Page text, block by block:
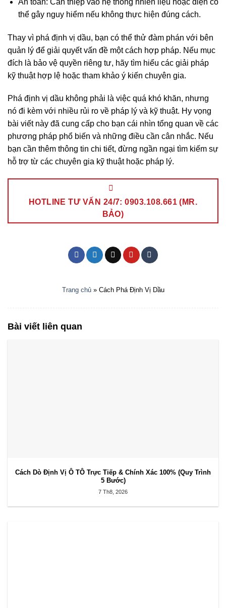
thể gây nguy hiểm nếu không thực hiện đúng cách.
Thay vì phá định vị dầu, bạn có thể thử đàm phán với bên
quản lý để giải quyết vấn đề một cách hợp pháp. Nếu mục
đích là bảo vệ quyền riêng tư, hãy tìm hiểu các giải pháp
kỹ thuật hợp lệ hoặc tham khảo ý kiến chuyên gia.
Phá định vị dầu không phải là việc quá khó khăn, nhưng
nó đi kèm với nhiều rủi ro về pháp lý và kỹ thuật. Hy vọng
bài viết này đã cung cấp cho bạn cái nhìn tổng quan về các
phương pháp phổ biến và những điều cần cân nhắc. Nếu
bạn cần thêm thông tin chi tiết, đừng ngần ngại tìm kiếm sự
hỗ trợ từ các chuyên gia kỹ thuật hoặc pháp lý.
HOTLINE TƯ VẤN 24/7: 0903.108.661 (MR.
BẢO)
Trang chủ» Cách Phá Định Vị Dầu
Bài viết liên quan
Cách Dò Định Vị Ô TÔ Trực Tiếp & Chính Xác 100% (Quy Trình
5 Bước)
7 Th8, 2026